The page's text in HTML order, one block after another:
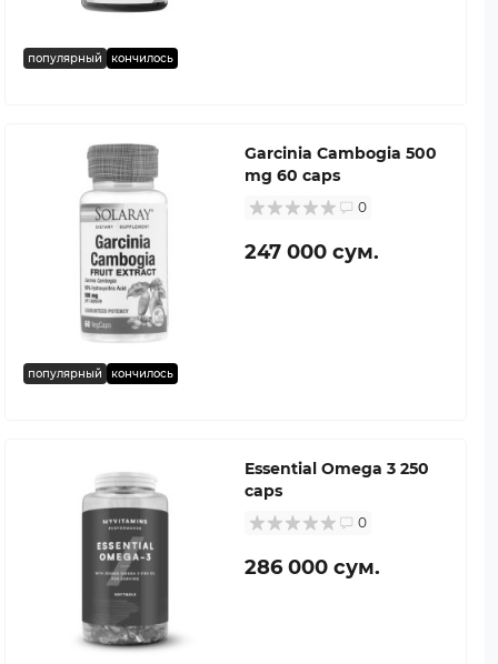
популярный кончилось
популярный кончилось
Garcinia Cambogia 500
mg 60 caps
0
247 000 сум.
Essential Omega 3 250
caps
0
286 000 сум.